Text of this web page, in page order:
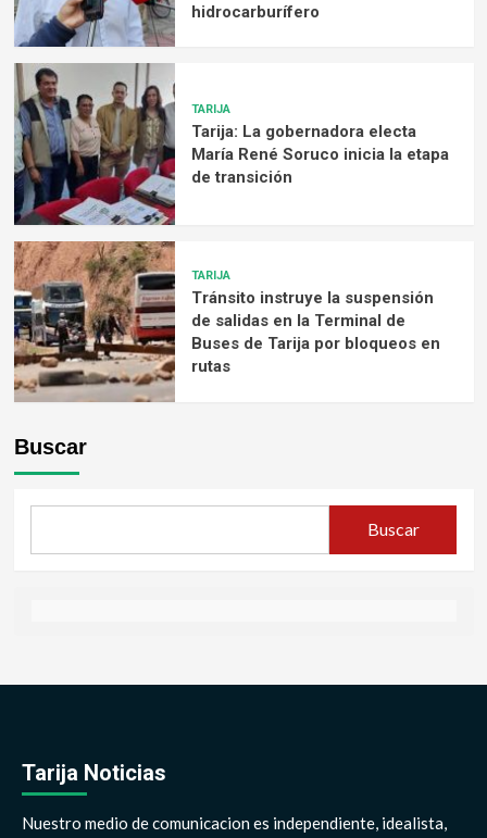
hidrocarburífero
TARIJA
Tarija: La gobernadora electa
María René Soruco inicia la etapa
de transición
TARIJA
Tránsito instruye la suspensión
de salidas en la Terminal de
Buses de Tarija por bloqueos en
rutas
Buscar
Buscar
Tarija Noticias
Nuestro medio de comunicacion es independiente, idealista,